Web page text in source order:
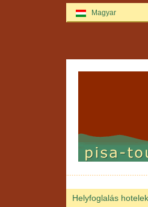
Helyfoglalás hotelek
Magyar